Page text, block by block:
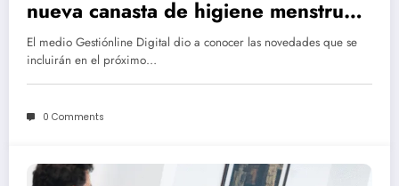
nueva canasta de higiene menstrual
a partir de 2026
El medio Gestiónline Digital dio a conocer las novedades que se
incluirán en el próximo…
0 Comments